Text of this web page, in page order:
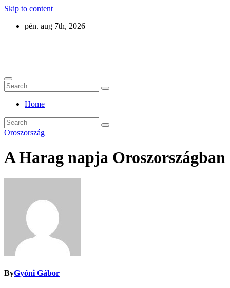
Skip to content
pén. aug 7th, 2026
Home
Oroszország
A Harag napja Oroszországban
ByGyóni Gábor